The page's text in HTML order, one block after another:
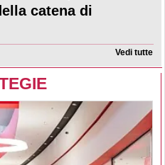
catena di
Vedi tutte